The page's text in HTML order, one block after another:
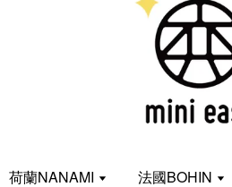
荷蘭NANAMI 法國BOHIN